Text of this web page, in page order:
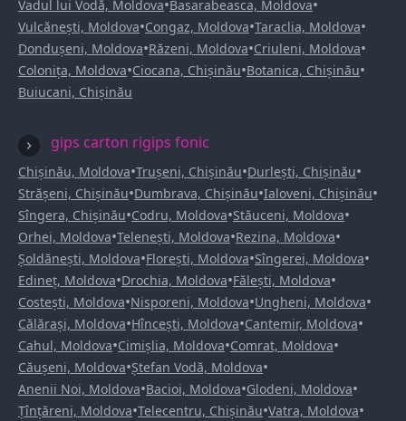
Vadul lui Vodă, Moldova•Basarabeasca, Moldova•
Vulcănești, Moldova•Congaz, Moldova•Taraclia, Moldova•
Dondușeni, Moldova•Răzeni, Moldova•Criuleni, Moldova•
Colonița, Moldova•Ciocana, Chișinău•Botanica, Chișinău•
Buiucani, Chișinău
gips carton rigips fonic
Chișinău, Moldova•Trușeni, Chișinău•Durlești, Chișinău•
Strășeni, Chișinău•Dumbrava, Chișinău•Ialoveni, Chișinău•
Sîngera, Chișinău•Codru, Moldova•Stăuceni, Moldova•
Orhei, Moldova•Telenești, Moldova•Rezina, Moldova•
Șoldănești, Moldova•Florești, Moldova•Sîngerei, Moldova•
Edineț, Moldova•Drochia, Moldova•Fălești, Moldova•
Costești, Moldova•Nisporeni, Moldova•Ungheni, Moldova•
Călărași, Moldova•Hîncești, Moldova•Cantemir, Moldova•
Cahul, Moldova•Cimișlia, Moldova•Comrat, Moldova•
Căușeni, Moldova•Ștefan Vodă, Moldova•
Anenii Noi, Moldova•Bacioi, Moldova•Glodeni, Moldova•
Țînțăreni, Moldova•Telecentru, Chișinău•Vatra, Moldova•